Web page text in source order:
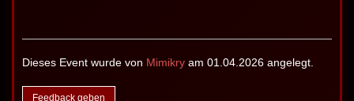
Dieses Event wurde von Mimikry am 01.04.2026 angelegt.
Feedback geben